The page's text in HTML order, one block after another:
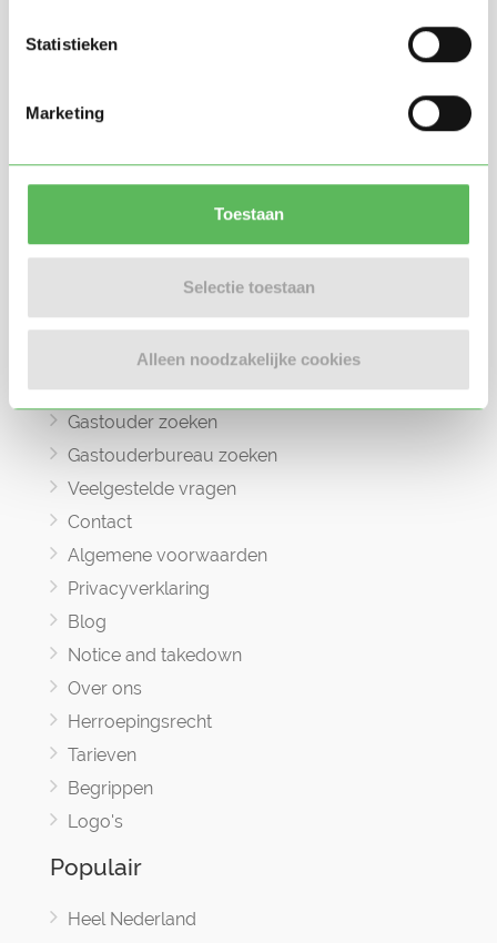
Statistieken
Marketing
Toestaan
Selectie toestaan
Alleen noodzakelijke cookies
in 2017, bedoeld om ouders, oppassers en
brengen.
Oppas zoeken
Oppaswerk zoeken
Gastouder zoeken
Gastouderbureau zoeken
Veelgestelde vragen
Contact
Algemene voorwaarden
Privacyverklaring
Blog
Notice and takedown
Over ons
Herroepingsrecht
Tarieven
Begrippen
Logo's
Populair
Heel Nederland